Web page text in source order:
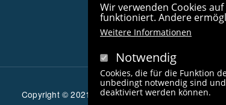
Copyright © 2021 radlfreak.de. Alle Rechte
Wir verwenden Cookies
funktioniert. Andere
Weitere Informationen
Notwendig
Cookies, die für die Funktion
unbedingt notwendig sind
deaktiviert werden können.